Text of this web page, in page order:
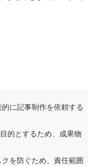
に記事制作を依頼する
的とするため、成果物
を防ぐため、責任範囲